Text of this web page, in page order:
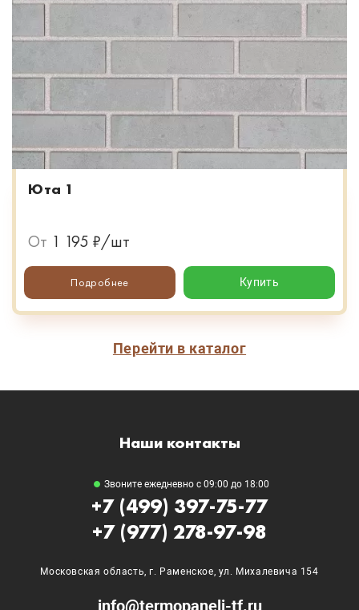
Юта 1
От 1 195 ₽/шт
Подробнее Купить
Перейти в каталог
Наши контакты
Звоните ежедневно с 09:00 до 18:00
+7 (499) 397-75-77
+7 (977) 278-97-98
Московская область, г. Раменское, ул. Михалевича 154
info@termopaneli-tf.ru